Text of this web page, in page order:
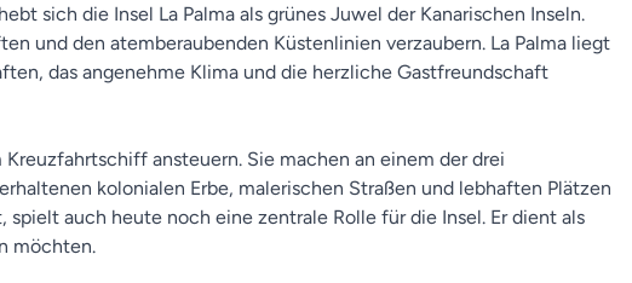
sich die Insel La Palma als grünes Juwel der Kanarischen Inseln.
und den atemberaubenden Küstenlinien verzaubern. La Palma liegt
das angenehme Klima und die herzliche Gastfreundschaft
ansteuern. Sie machen an einem der drei
kolonialen Erbe, malerischen Straßen und lebhaften Plätzen
auch heute noch eine zentrale Rolle für die Insel. Er dient als
möchten.